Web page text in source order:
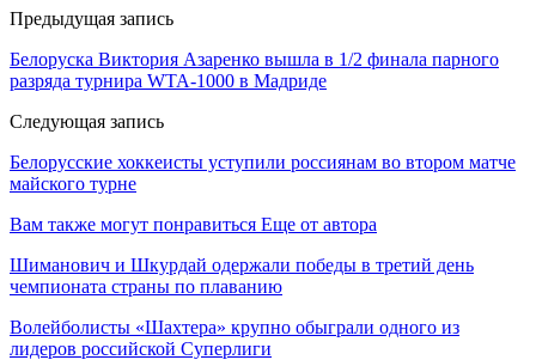
Предыдущая запись
Белоруска Виктория Азаренко вышла в 1/2 финала парного
разряда турнира WTA-1000 в Мадриде
Следующая запись
Белорусские хоккеисты уступили россиянам во втором матче
майского турне
Вам также могут понравиться Еще от автора
Шиманович и Шкурдай одержали победы в третий день
чемпионата страны по плаванию
Волейболисты «Шахтера» крупно обыграли одного из
лидеров российской Суперлиги